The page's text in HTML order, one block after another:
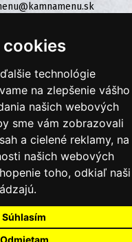
cookies
technológie
na zlepšenie vášho
našich webových
sme vám zobrazovali
a cielené reklamy, na
našich webových
toho, odkiaľ naši
Súhlasím
Odmietam
NÁS
SA DO ZÁKAZNÍCKEJ ZÓNY
obchodné podmienky
údajov